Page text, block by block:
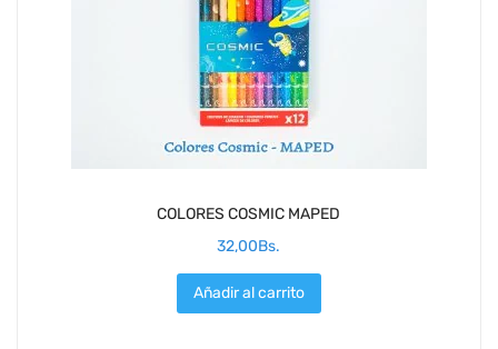
COLORES COSMIC MAPED
32,00Bs.
Añadir al carrito